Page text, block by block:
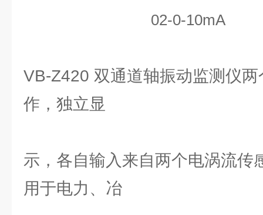
02-0-10mA
VB-Z420 双通道轴振动监测仪
作，独立显
示，各自输入来自两个电涡流传
用于电力、冶